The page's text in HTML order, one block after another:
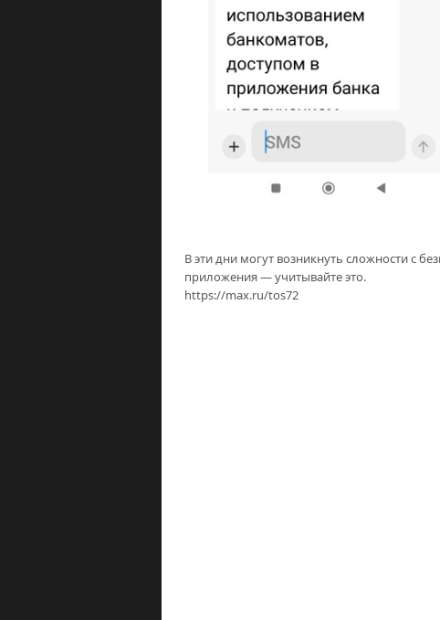
В эти дни могут возникнуть сложности с
приложения — учитывайте это.
https://max.ru/tos72